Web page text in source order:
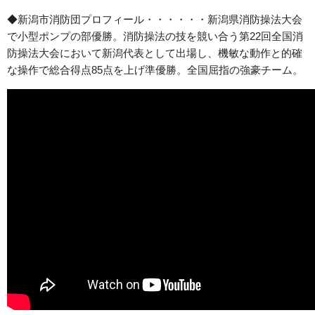
◆新潟市消防団プロフィール ・・・・・・新潟県消防操法大会
で小型ポンプの部優勝。消防操法の技を競い合う第22回全国消
防操法大会において新潟代表として出場し、機敏な動作と的確
な操作で総合得点85点を上げ準優勝。全国屈指の強豪チーム。